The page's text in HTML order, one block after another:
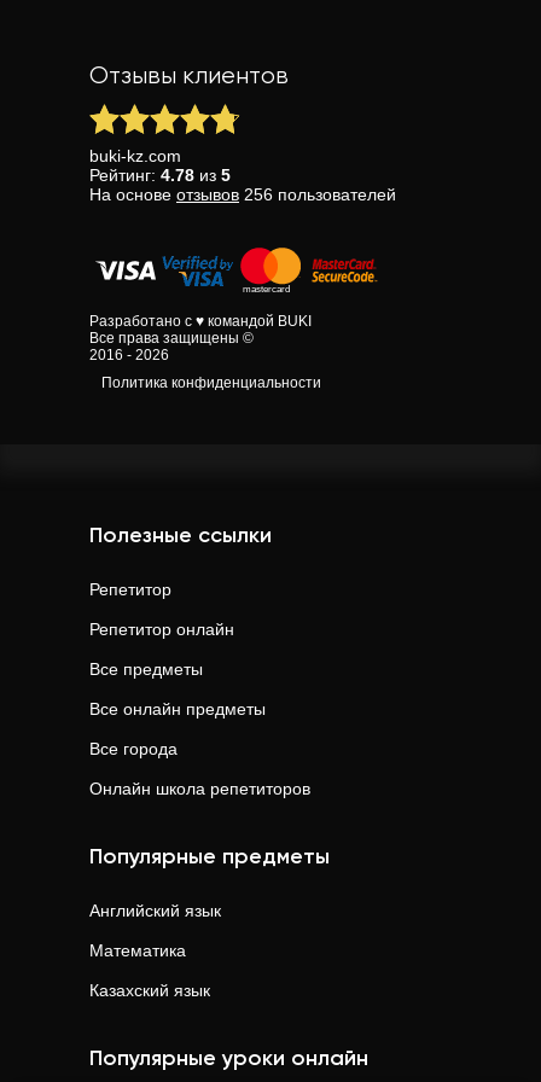
Отзывы клиентов
buki-kz.com
Рейтинг: 4.78 из 5
На основе отзывов 256 пользователей
Разработано с ♥ командой BUKI
Все права защищены ©
2016 - 2026
Политика конфиденциальности
Полезные ссылки
Репетитор
Репетитор онлайн
Все предметы
Все онлайн предметы
Все города
Онлайн школа репетиторов
Популярные предметы
Английский язык
Математика
Казахский язык
Популярные уроки онлайн